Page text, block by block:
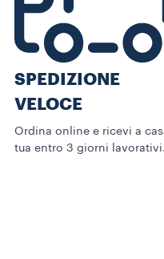
SPEDIZIONE
VELOCE
Ordina online e ricevi a
tua entro 3 giorni lavorativi.